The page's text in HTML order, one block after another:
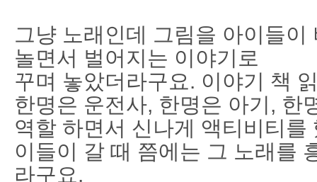
그냥 노래인데 그림을 아이들이
놀면서 벌어지는 이야기로
꾸며 놓았더라구요. 이야기 책
한명은 운전사, 한명은 아기, 한
역할 하면서 신나게 액티비티를
이들이 갈 때 쯤에는 그 노래를
라구요.